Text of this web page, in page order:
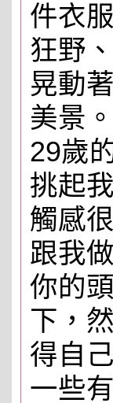
件衣
狂野
晃動
美景。
29歲
挑起
觸感
跟我
你的
下，
得自
一些